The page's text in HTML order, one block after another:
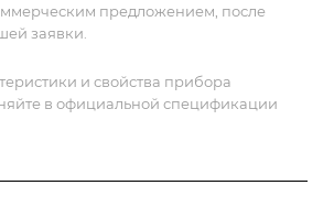
предложением, после
заявки.
и свойства прибора
в официальной спецификации